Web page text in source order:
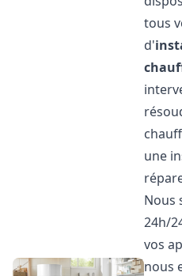
tous
d'
une
Nous
24h/
vos
nous